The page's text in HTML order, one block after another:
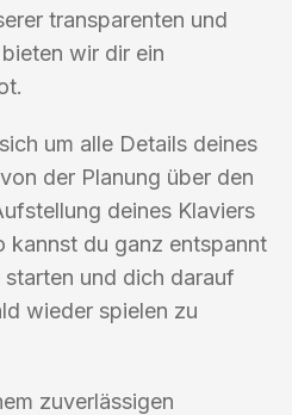
transparenten und
wir dir ein
um alle Details deines
der Planung über den
deines Klaviers
kannst du ganz entspannt
starten und dich darauf
wieder spielen zu
zuverlässigen